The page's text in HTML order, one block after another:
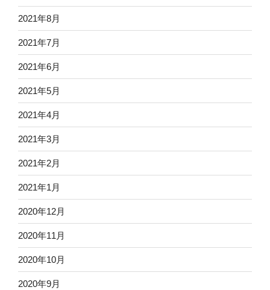
2021年8月
2021年7月
2021年6月
2021年5月
2021年4月
2021年3月
2021年2月
2021年1月
2020年12月
2020年11月
2020年10月
2020年9月